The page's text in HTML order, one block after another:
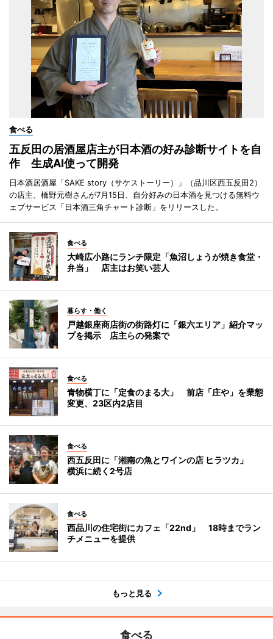
食べる
五反田の居酒屋店主が日本酒の好み診断サイトを自
作 生成AI使って開発
日本酒居酒屋「SAKE story（サケストーリー）」（品川区西五反田2）
の店主、橋野元樹さんが7月15日、自分好みの日本酒を見つける無料ウ
ェブサービス「日本酒三角チャート診断」をリリースした。
食べる
大崎広小路にランチ限定「魚沼しょうが焼き食堂・
弁当」 店主はお笑い芸人
暮らす・働く
戸越銀座商店街の街路灯に「銀六エリア」紹介マッ
プを掲示 店主らの発案で
食べる
青物横丁に「定食のまる大」 前店「庄や」を業態
変更、23区内2店目
食べる
西五反田に「湘南の魚とワインの店 ヒラツカ」
横浜に続く2号店
食べる
西品川の住宅街にカフェ「22nd」 18時までラン
チメニューを提供
もっと見る
食べる